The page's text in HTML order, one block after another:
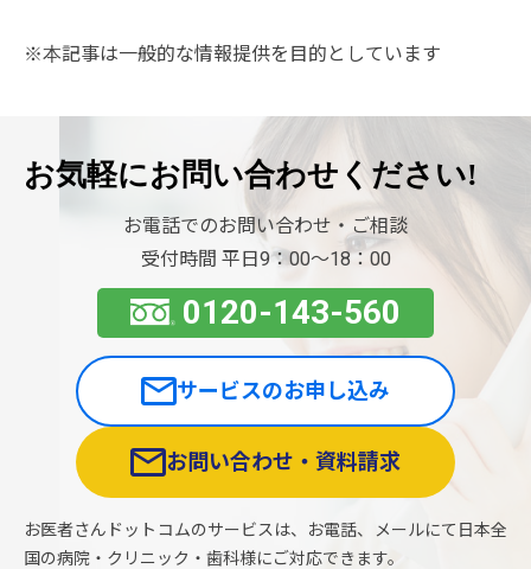
※本記事は一般的な情報提供を目的としています
お気軽にお問い合わせください!
お電話でのお問い合わせ・ご相談
受付時間 平日9：00〜18：00
0120-143-560
サービスのお申し込み
お問い合わせ・資料請求
お医者さんドットコムのサービスは、お電話、メールにて日本全
国の病院・クリニック・歯科様にご対応できます。